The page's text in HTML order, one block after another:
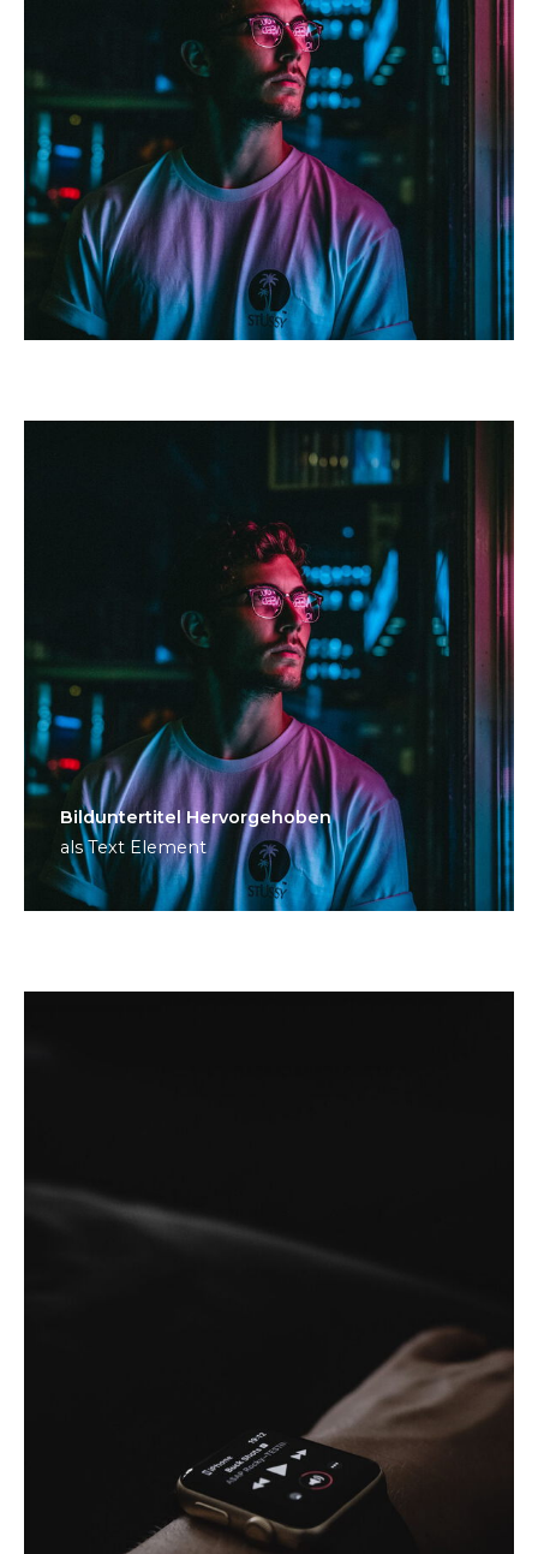
Bild­unter­titel Hervorgehoben
als Text Element